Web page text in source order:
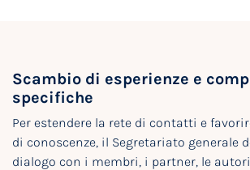
Scambio di esperienze e
specifiche
Per estendere la rete di contatti e
di conoscenze, il Segretariato generale
dialogo con i membri, i partner, le